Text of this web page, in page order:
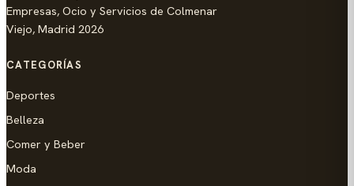
Empresas, Ocio y Servicios de Colmenar
Viejo, Madrid 2026
CATEGORÍAS
Deportes
Belleza
Comer y Beber
Moda